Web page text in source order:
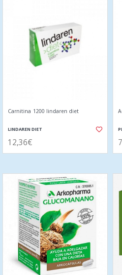
Carnitina 1200 lindaren diet
LINDAREN DIET
12,36€